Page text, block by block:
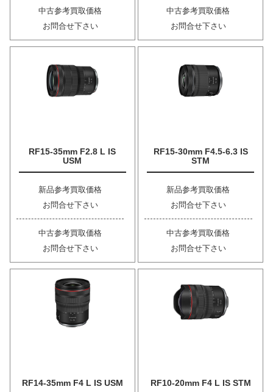
中古参考買取価格
お問合せ下さい
中古参考買取価格
お問合せ下さい
RF15-35mm F2.8 L IS
USM
新品参考買取価格
お問合せ下さい
中古参考買取価格
お問合せ下さい
RF15-30mm F4.5-6.3 IS
STM
新品参考買取価格
お問合せ下さい
中古参考買取価格
お問合せ下さい
RF14-35mm F4 L IS USM RF10-20mm F4 L IS STM